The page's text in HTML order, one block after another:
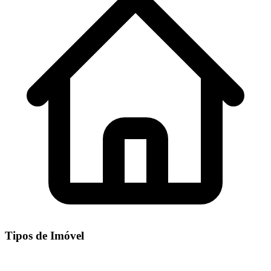
Tipos de Imóvel